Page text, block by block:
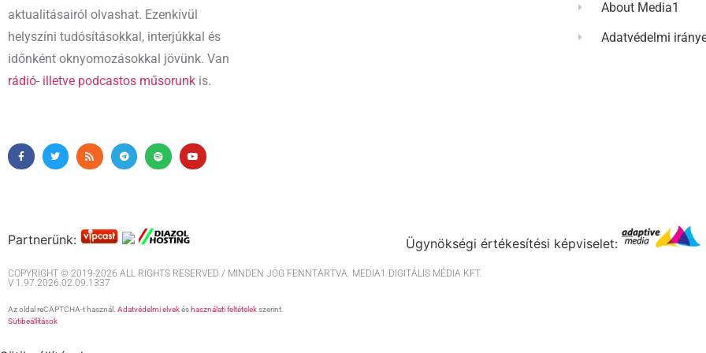
aktualitásairól olvashat. Ezenkívül
helyszíni tudósításokkal, interjúkkal és
időnként oknyomozásokkal jövünk. Van
rádió- illetve podcastos műsorunk is.
About Media1
Adatvédelmi
Partnerünk: Ügynökségi értékesítési képviselet:
COPYRIGHT © 2019-2026 ALL RIGHTS RESERVED / MINDEN JOG FENNTARTVA. MEDIA1 DIGITÁLIS MÉDIA KFT.
V 1.97.2026.02.09.1337
Az oldal reCAPTCHA-t használ. Adatvédelmi elvekés használati feltételekszerint.
Sütibeállítások